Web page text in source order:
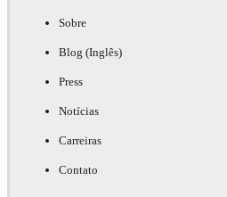
Sobre
Blog (Inglês)
Press
Notícias
Carreiras
Contato